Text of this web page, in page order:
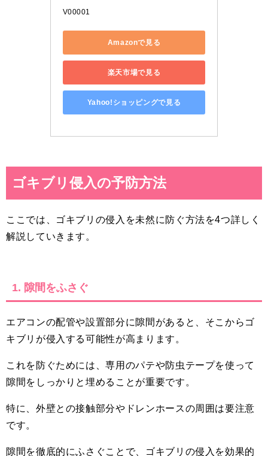
V00001
Amazonで見る
楽天市場で見る
Yahoo!ショッピングで見る
ゴキブリ侵入の予防方法
ここでは、ゴキブリの侵入を未然に防ぐ方法を4つ詳しく
解説していきます。
1. 隙間をふさぐ
エアコンの配管や設置部分に隙間があると、そこからゴ
キブリが侵入する可能性が高まります。
これを防ぐためには、専用のパテや防虫テープを使って
隙間をしっかりと埋めることが重要です。
特に、外壁との接触部分やドレンホースの周囲は要注意
です。
隙間を徹底的にふさぐことで、ゴキブリの侵入を効果的